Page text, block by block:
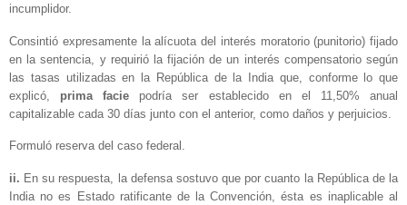
incumplidor.
Consintió expresamente la alícuota del interés moratorio (punitorio) fijado
en la sentencia, y requirió la fijación de un interés compensatorio según
las tasas utilizadas en la República de la India que, conforme lo que
explicó, prima facie podría ser establecido en el 11,50% anual
capitalizable cada 30 días junto con el anterior, como daños y perjuicios.
Formuló reserva del caso federal.
ii. En su respuesta, la defensa sostuvo que por cuanto la República de la
India no es Estado ratificante de la Convención, ésta es inaplicable al